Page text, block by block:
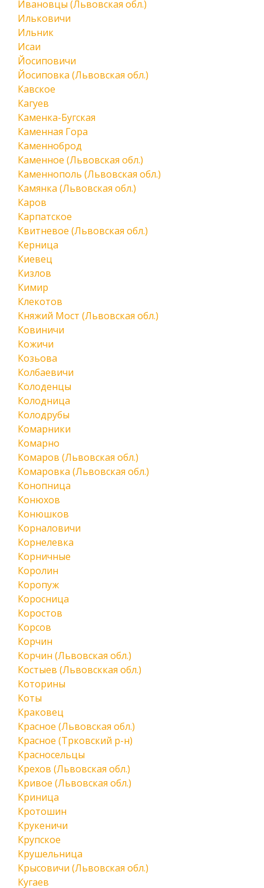
Ивановцы (Львовская обл.)
Ильковичи
Ильник
Исаи
Йосиповичи
Йосиповка (Львовская обл.)
Кавское
Кагуев
Каменка-Бугская
Каменная Гора
Каменноброд
Каменное (Львовская обл.)
Каменнополь (Львовская обл.)
Камянка (Львовская обл.)
Каров
Карпатское
Квитневое (Львовская обл.)
Керница
Киевец
Кизлов
Кимир
Клекотов
Княжий Мост (Львовская обл.)
Ковиничи
Кожичи
Козьова
Колбаевичи
Колоденцы
Колодница
Колодрубы
Комарники
Комарно
Комаров (Львовская обл.)
Комаровка (Львовская обл.)
Конопница
Конюхов
Конюшков
Корналовичи
Корнелевка
Корничные
Королин
Коропуж
Коросница
Коростов
Корсов
Корчин
Корчин (Львовская обл.)
Костыев (Львовсккая обл.)
Которины
Коты
Краковец
Красное (Львовская обл.)
Красное (Трковский р-н)
Красносельцы
Крехов (Львовская обл.)
Кривое (Львовская обл.)
Криница
Кротошин
Крукеничи
Крупское
Крушельница
Крысовичи (Львовская обл.)
Кугаев